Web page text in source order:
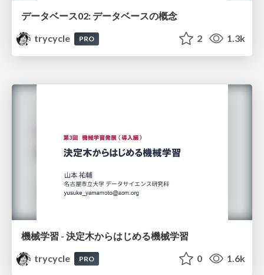
データベース02: データベースの概念
trycycle
PRO 2 1.3k
機械学習 - 決定木からはじめる機械学習
trycycle
PRO 0 1.6k